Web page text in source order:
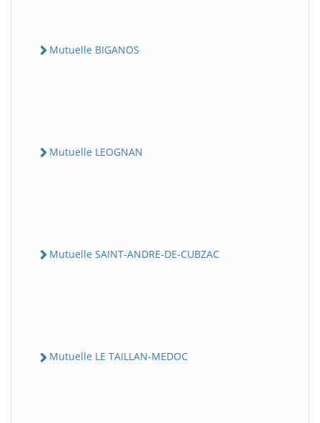
Mutuelle BIGANOS
Mutuelle LEOGNAN
Mutuelle SAINT-ANDRE-DE-CUBZAC
Mutuelle LE TAILLAN-MEDOC